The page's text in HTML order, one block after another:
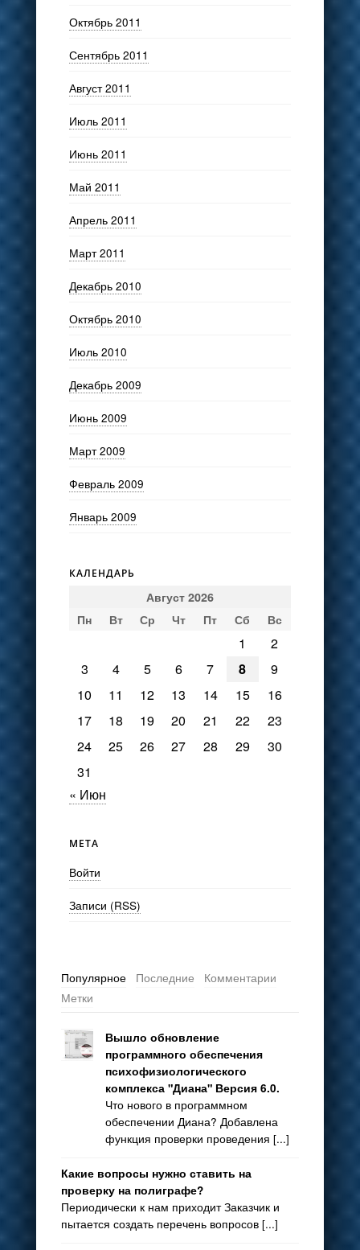
Октябрь 2011
Сентябрь 2011
Август 2011
Июль 2011
Июнь 2011
Май 2011
Апрель 2011
Март 2011
Декабрь 2010
Октябрь 2010
Июль 2010
Декабрь 2009
Июнь 2009
Март 2009
Февраль 2009
Январь 2009
КАЛЕНДАРЬ
Август 2026
Пн
Вт Ср Чт Пт Сб Вс
1
2
3
4 5 6 7 8
9
10
11 12 13 14 15
16
17
18 19 20 21 22
23
24
25 26 27 28 29
30
31
« Июн
МЕТА
Войти
Записи (RSS)
Популярное Последние
Комментарии
Метки
Вышло обновление
программного обеспечения
психофизиологического
комплекса "Диана" Версия 6.0.
Что нового в программном
обеспечении Диана? Добавлена
функция проверки проведения [...]
Какие вопросы нужно ставить на
проверку на полиграфе?
Периодически к нам приходит Заказчик и
пытается создать перечень вопросов [...]